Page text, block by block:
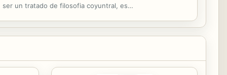
ser un tratado de filosofia coyuntral, es